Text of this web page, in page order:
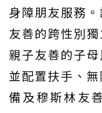
身障朋友服務
友善的跨性別
親子友善的子
並配置扶手、
備及穆斯林友